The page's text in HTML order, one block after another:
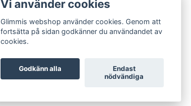
Vi använder cookies
Glimmis webshop använder cookies. Genom att
fortsätta på sidan godkänner du användandet av
cookies.
Godkänn alla
Endast
nödvändiga